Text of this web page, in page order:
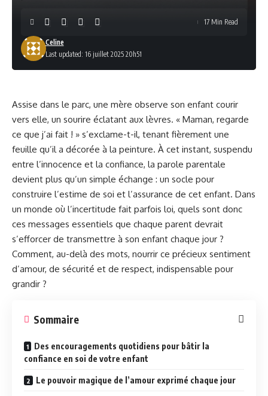
Last updated: 16 juillet 2025 20h51
Celine
17 Min Read
Assise dans le parc, une mère observe son enfant courir
vers elle, un sourire éclatant aux lèvres. « Maman, regarde
ce que j’ai fait ! » s’exclame-t-il, tenant fièrement une
feuille qu’il a décorée à la peinture. À cet instant, suspendu
entre l’innocence et la confiance, la parole parentale
devient plus qu’un simple échange : un socle pour
construire l’estime de soi et l’assurance de cet enfant. Dans
un monde où l’incertitude fait parfois loi, quels sont donc
ces messages essentiels que chaque parent devrait
s’efforcer de transmettre à son enfant chaque jour ?
Comment, au-delà des mots, nourrir ce précieux sentiment
d’amour, de sécurité et de respect, indispensable pour
grandir ?
Sommaire
Des encouragements quotidiens pour bâtir la
confiance en soi de votre enfant
Le pouvoir magique de l’amour exprimé chaque jour